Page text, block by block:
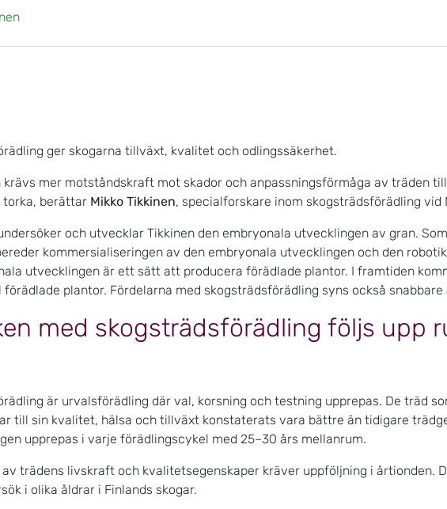
ger skogarna tillväxt, kvalitet och odlingssäkerhet.
krävs mer motståndskraft mot skador och anpassningsförmåga av träden
torka, berättar Mikko Tikkinen, specialforskare inom skogsträdsförädling
och utvecklar Tikkinen den embryonala utvecklingen av gran.
kommersialiseringen av den embryonala utvecklingen och den
utvecklingen är ett sätt att producera förädlade plantor. I framtiden
plantor. Fördelarna med skogsträdsförädling syns också snabbare
med skogsträdsförädling följs upp
är urvalsförädling där val, korsning och testning upprepas. De träd
till sin kvalitet, hälsa och tillväxt konstaterats vara bättre än tidigare
upprepas i varje förädlingscykel med 25–30 års mellanrum.
av trädens livskraft och kvalitetsegenskaper kräver uppföljning i årtionden.
i olika åldrar i Finlands skogar.